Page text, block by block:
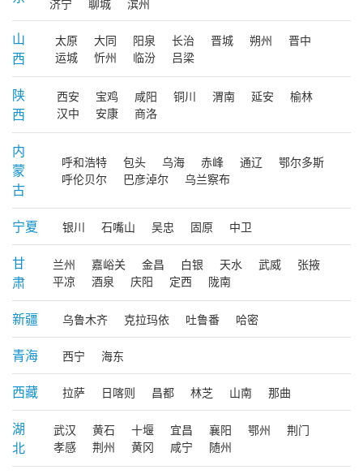
济宁
聊城 滨州
山
西
太原 大同 阳泉 长治 晋城 朔州
晋中
运城
忻州 临汾 吕梁
陕
西
西安 宝鸡 咸阳 铜川 渭南 延安
榆林
汉中
安康 商洛
内
蒙
古
呼和浩特 包头 乌海 赤峰 通辽
鄂尔多斯
呼伦贝尔
巴彦淖尔 乌兰察布
宁夏 银川 石嘴山 吴忠 固原 中卫
甘
肃
兰州 嘉峪关 金昌 白银 天水 武威
张掖
平凉
酒泉 庆阳 定西 陇南
新疆 乌鲁木齐 克拉玛依 吐鲁番 哈密
青海 西宁 海东
西藏 拉萨 日喀则 昌都 林芝 山南 那曲
湖
北
武汉 黄石 十堰 宜昌 襄阳 鄂州
荆门
孝感
荆州 黄冈 咸宁 随州